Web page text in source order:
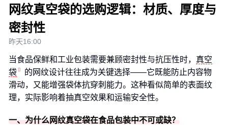
网纹真空袋的选购逻辑：材质、厚度与
密封性
昨天16:00
当食品保鲜和工业包装需要兼顾密封性与抗压性时， 真空
袋
的网纹设计往往成为关键选择——它既能防止内容物
滑动，又能增强袋体抗穿刺能力。这种看似简单的表面纹
理，实际影响着抽真空效果和运输安全性。
一、为什么网纹真空袋在食品包装中不可或缺？